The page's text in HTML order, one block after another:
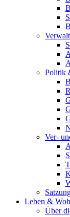
Politik
Ver-
Leben &
Über